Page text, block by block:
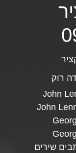
רוק
John
John
שירים